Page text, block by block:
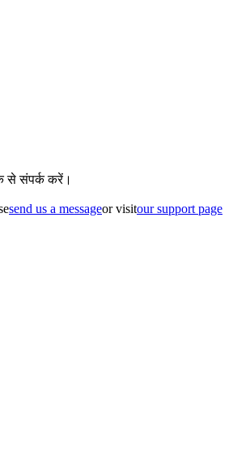
से संपर्क करें।
send us a messageor visitour support page